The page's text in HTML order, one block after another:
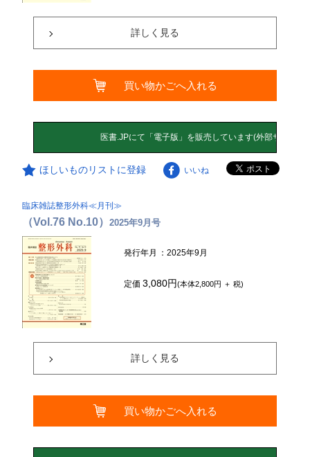
詳しく見る
買い物かごへ入れる
ほしいものリストに登録 いいね
臨床雑誌整形外科≪月刊≫
（Vol.76 No.10）2025年9月号
発行年月 ：2025年9月
定価3,080円(本体2,800円 ＋ 税)
詳しく見る
買い物かごへ入れる